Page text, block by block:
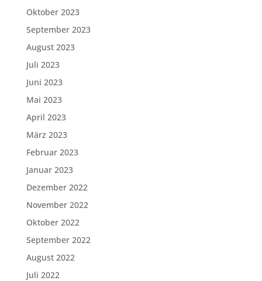
Oktober 2023
September 2023
August 2023
Juli 2023
Juni 2023
Mai 2023
April 2023
März 2023
Februar 2023
Januar 2023
Dezember 2022
November 2022
Oktober 2022
September 2022
August 2022
Juli 2022